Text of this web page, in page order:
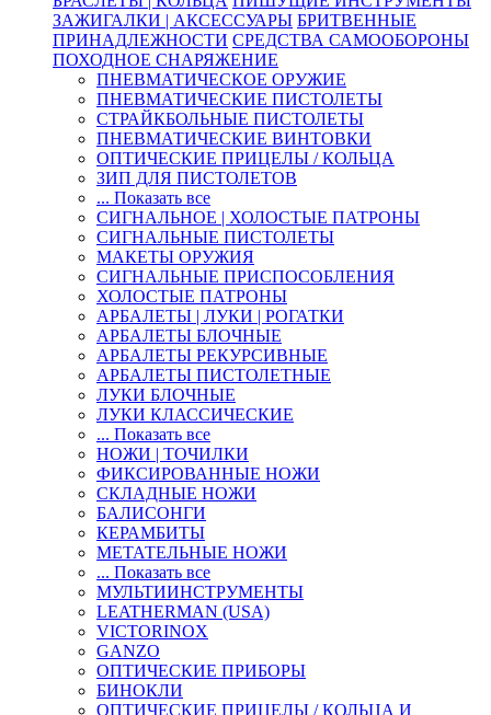
ЗАЖИГАЛКИ | АКСЕССУАРЫ БРИТВЕННЫЕ
ПРИНАДЛЕЖНОСТИ СРЕДСТВА САМООБОРОНЫ
ПОХОДНОЕ СНАРЯЖЕНИЕ
ПНЕВМАТИЧЕСКОЕ ОРУЖИЕ
ПНЕВМАТИЧЕСКИЕ ПИСТОЛЕТЫ
СТРАЙКБОЛЬНЫЕ ПИСТОЛЕТЫ
ПНЕВМАТИЧЕСКИЕ ВИНТОВКИ
ОПТИЧЕСКИЕ ПРИЦЕЛЫ / КОЛЬЦА
ЗИП ДЛЯ ПИСТОЛЕТОВ
... Показать все
СИГНАЛЬНОЕ | ХОЛОСТЫЕ ПАТРОНЫ
СИГНАЛЬНЫЕ ПИСТОЛЕТЫ
МАКЕТЫ ОРУЖИЯ
СИГНАЛЬНЫЕ ПРИСПОСОБЛЕНИЯ
ХОЛОСТЫЕ ПАТРОНЫ
АРБАЛЕТЫ | ЛУКИ | РОГАТКИ
АРБАЛЕТЫ БЛОЧНЫЕ
АРБАЛЕТЫ РЕКУРСИВНЫЕ
АРБАЛЕТЫ ПИСТОЛЕТНЫЕ
ЛУКИ БЛОЧНЫЕ
ЛУКИ КЛАССИЧЕСКИЕ
... Показать все
НОЖИ | ТОЧИЛКИ
ФИКСИРОВАННЫЕ НОЖИ
СКЛАДНЫЕ НОЖИ
БАЛИСОНГИ
КЕРАМБИТЫ
МЕТАТЕЛЬНЫЕ НОЖИ
... Показать все
МУЛЬТИИНСТРУМЕНТЫ
LEATHERMAN (USA)
VICTORINOX
GANZO
ОПТИЧЕСКИЕ ПРИБОРЫ
БИНОКЛИ
ОПТИЧЕСКИЕ ПРИЦЕЛЫ / КОЛЬЦА И